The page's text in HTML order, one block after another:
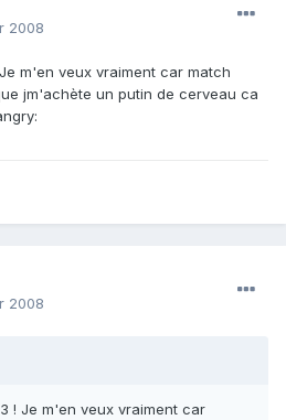
2008
m'en veux vraiment car match
jm'achète un putin de cerveau ca
2008
! Je m'en veux vraiment car